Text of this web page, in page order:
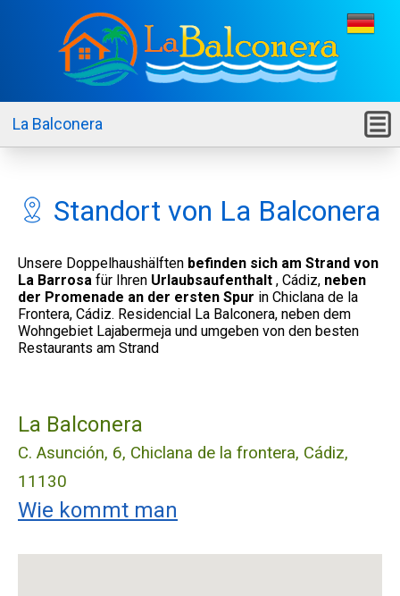
La Balconera
Standort von La Balconera
Unsere Doppelhaushälften befinden sich am Strand von
La Barrosa für Ihren Urlaubsaufenthalt , Cádiz, neben
der Promenade an der ersten Spur in Chiclana de la
Frontera, Cádiz. Residencial La Balconera, neben dem
Wohngebiet Lajabermeja und umgeben von den besten
Restaurants am Strand
La Balconera
C. Asunción, 6, Chiclana de la frontera, Cádiz,
11130
Wie kommt man